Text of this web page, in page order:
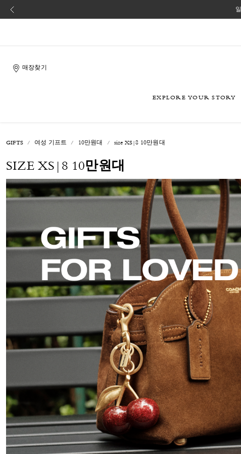
매장찾기
EXPLORE YOUR STORY
GIFTS 여성 기프트 10만원대 size XS|8 10만원대
SIZE XS|8 10만원대